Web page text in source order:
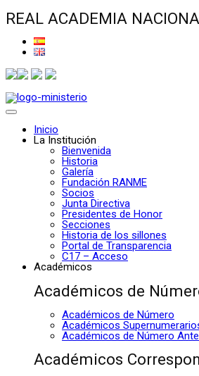
REAL ACADEMIA
Inicio
La Institución
Bienvenida
Historia
Galería
Fundación RANME
Socios
Junta Directiva
Presidentes de Honor
Secciones
Historia de los sillones
Portal de Transparencia
C17 – Acceso
Académicos
Académicos de
Académicos de Número
Académicos
Académicos de Número
Académicos